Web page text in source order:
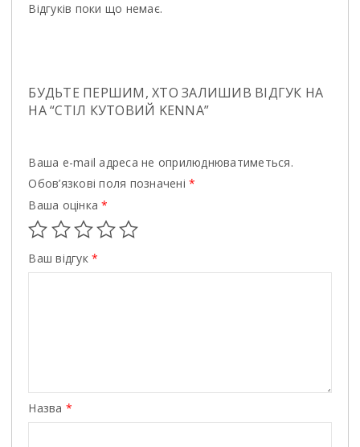
Відгуків поки що немає.
БУДЬТЕ ПЕРШИМ, ХТО ЗАЛИШИВ ВІДГУК НА
НА “СТIЛ КУТОВИЙ KENNA”
Ваша e-mail адреса не оприлюднюватиметься.
Обов’язкові поля позначені*
Ваша оцінка*
Ваш відгук*
Назва *